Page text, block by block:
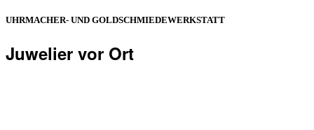
UHRMACHER- UND GOLDSCHMIEDEWERKSTATT
Juwelier vor Ort